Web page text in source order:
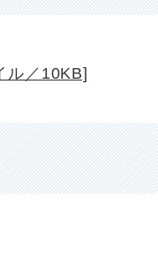
ル／10KB]